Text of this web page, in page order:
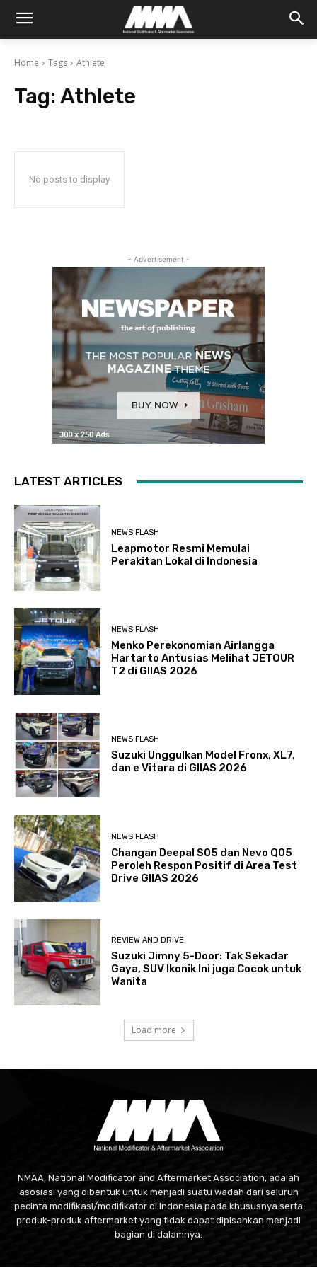
Home Tags Athlete
Tag: Athlete
No posts to display
- Advertisement -
LATEST ARTICLES
NEWS FLASH
Leapmotor Resmi Memulai
Perakitan Lokal di Indonesia
NEWS FLASH
Menko Perekonomian Airlangga
Hartarto Antusias Melihat JETOUR
T2 di GIIAS 2026
NEWS FLASH
Suzuki Unggulkan Model Fronx, XL7,
dan e Vitara di GIIAS 2026
NEWS FLASH
Changan Deepal S05 dan Nevo Q05
Peroleh Respon Positif di Area Test
Drive GIIAS 2026
REVIEW AND DRIVE
Suzuki Jimny 5-Door: Tak Sekadar
Gaya, SUV Ikonik Ini juga Cocok untuk
Wanita
Load more
NMAA, National Modificator and Aftermarket Association, adalah
asosiasi yang dibentuk untuk menjadi suatu wadah dari seluruh
pecinta modifikasi/modifikator di Indonesia pada khususnya serta
produk-produk aftermarket yang tidak dapat dipisahkan menjadi
bagian di dalamnya.